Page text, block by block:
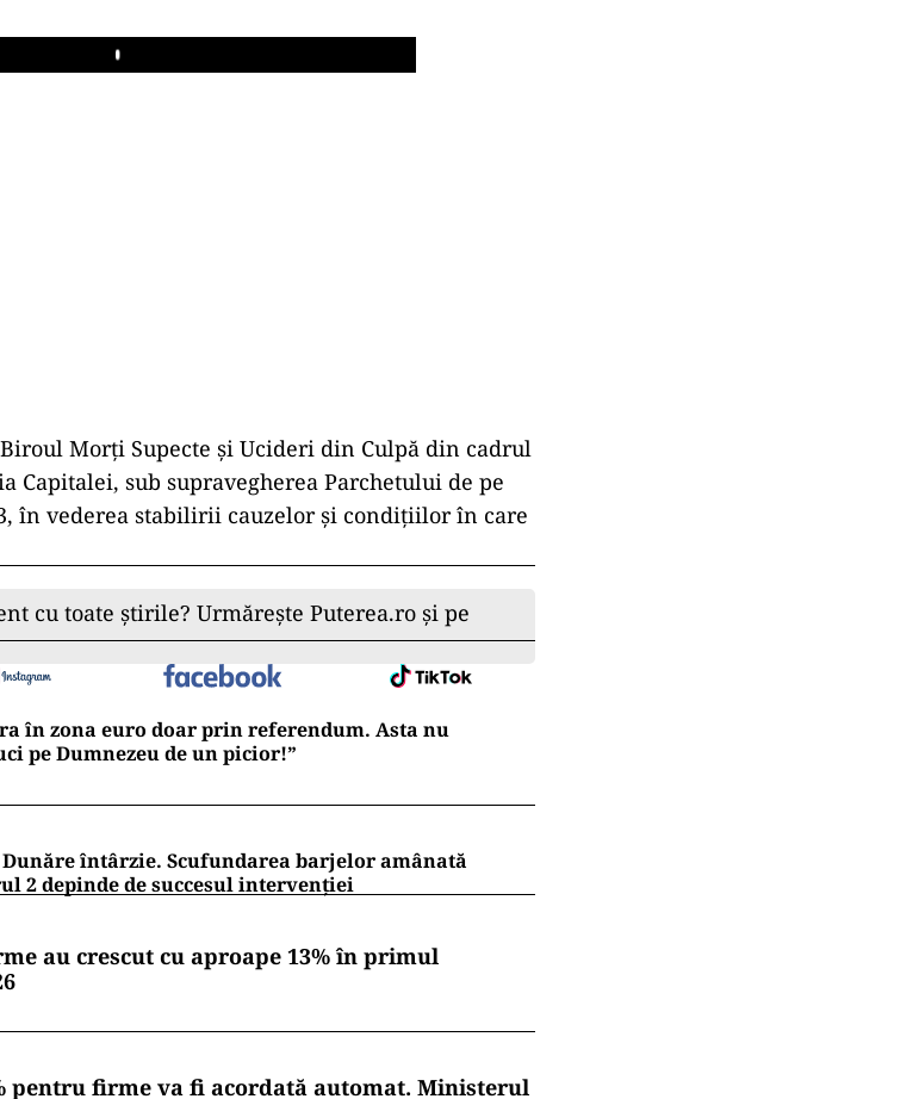
Play
Morţi Supecte şi Ucideri din Culpă din cadrul
Capitalei, sub supravegherea Parchetului de pe
în vederea stabilirii cauzelor şi condiţiilor în care
cu toate știrile? Urmărește Puterea.ro și pe
în zona euro doar prin referendum. Asta nu
pe Dumnezeu de un picior!”
întârzie. Scufundarea barjelor amânată
2 depinde de succesul intervenției
au crescut cu aproape 13% în primul
pentru firme va fi acordată automat. Ministerul